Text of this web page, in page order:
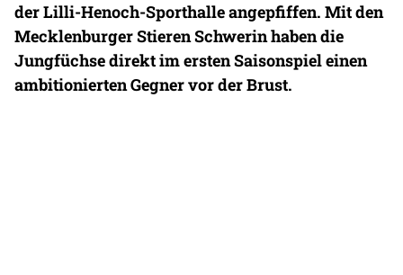
der Lilli-Henoch-Sporthalle angepfiffen. Mit den
Mecklenburger Stieren Schwerin haben die
Jungfüchse direkt im ersten Saisonspiel einen
ambitionierten Gegner vor der Brust.